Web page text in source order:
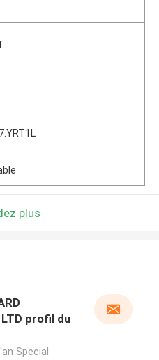
plus
LTD profil du
Special